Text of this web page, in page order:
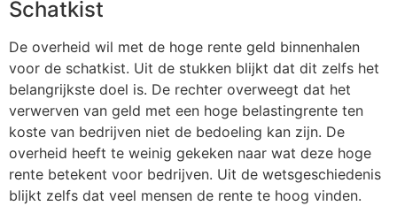
Schatkist
De overheid wil met de hoge rente geld binnenhalen
voor de schatkist. Uit de stukken blijkt dat dit zelfs het
belangrijkste doel is. De rechter overweegt dat het
verwerven van geld met een hoge belastingrente ten
koste van bedrijven niet de bedoeling kan zijn. De
overheid heeft te weinig gekeken naar wat deze hoge
rente betekent voor bedrijven. Uit de wetsgeschiedenis
blijkt zelfs dat veel mensen de rente te hoog vinden.